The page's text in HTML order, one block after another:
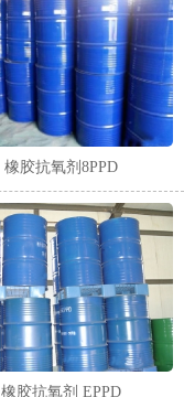
橡胶抗氧剂8PPD
橡胶抗氧剂 EPPD